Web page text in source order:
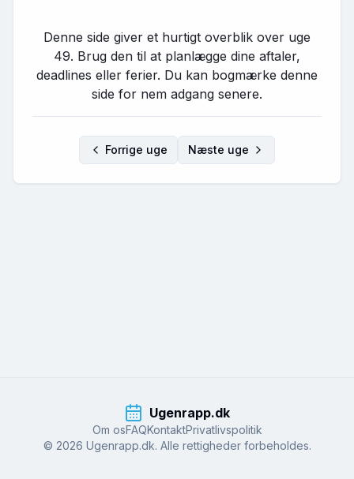
Denne side giver et hurtigt overblik over uge
49. Brug den til at planlægge dine aftaler,
deadlines eller ferier. Du kan bogmærke denne
side for nem adgang senere.
Forrige uge Næste uge
Ugenrapp.dk
Om osFAQKontaktPrivatlivspolitik
© 2026 Ugenrapp.dk. Alle rettigheder forbeholdes.